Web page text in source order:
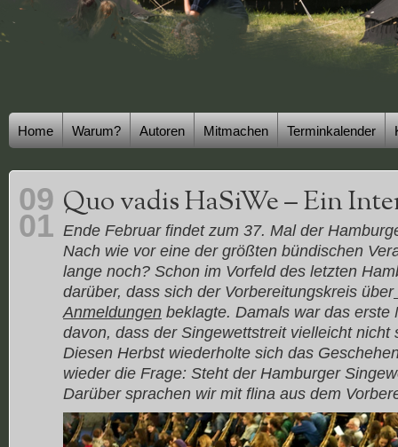
Home Warum? Autoren Mitmachen Terminkalender
09
01
Quo vadis HaSiWe – Ein
Ende Februar findet zum 37. Mal der
Nach wie vor eine der größten bündischen
lange noch? Schon im Vorfeld des letzten
darüber, dass sich der Vorbereitungskreis über
Anmeldungen beklagte. Damals war das erste
davon, dass der Singewettstreit vielleicht nicht
Diesen Herbst wiederholte sich das
wieder die Frage: Steht der Hamburger
Darüber sprachen wir mit flina aus dem